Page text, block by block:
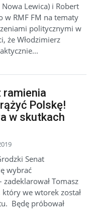
Nowa Lewica) i Robert
w RMF FM na tematy
politycznymi w
że Włodzimierz
ramienia
Polskę!
w skutkach
Senat
wybrać
Tomasz
we wtorek został
Będę próbował